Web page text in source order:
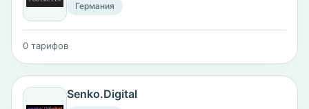
Германия
0 тарифов
Senko.Digital